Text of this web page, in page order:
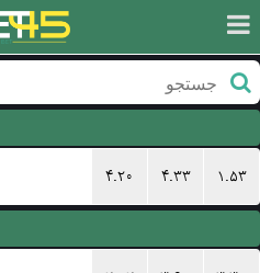
۴.۲۰ ۴.۳۳ ۱.۵۳